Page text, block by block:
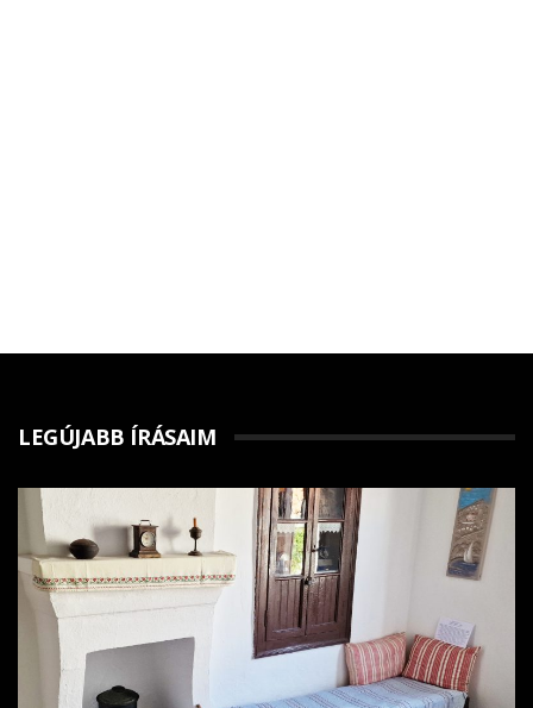
LEGÚJABB ÍRÁSAIM